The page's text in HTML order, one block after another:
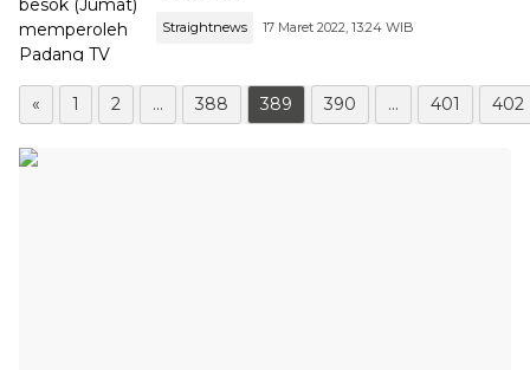
Straightnews 17 Maret 2022, 13:24 WIB
« 1 2 ... 388 389 390 ... 401 402